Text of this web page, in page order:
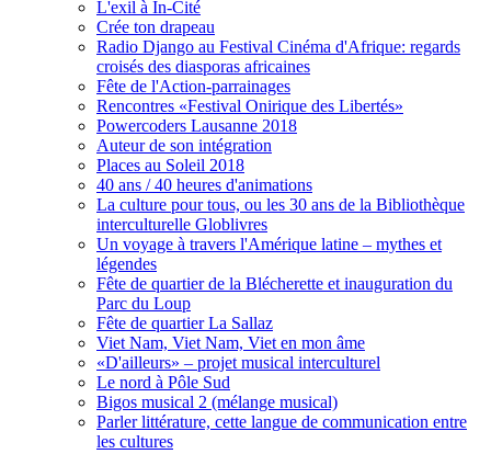
L'exil à In-Cité
Crée ton drapeau
Radio Django au Festival Cinéma d'Afrique: regards
croisés des diasporas africaines
Fête de l'Action-parrainages
Rencontres «Festival Onirique des Libertés»
Powercoders Lausanne 2018
Auteur de son intégration
Places au Soleil 2018
40 ans / 40 heures d'animations
La culture pour tous, ou les 30 ans de la Bibliothèque
interculturelle Globlivres
Un voyage à travers l'Amérique latine – mythes et
légendes
Fête de quartier de la Blécherette et inauguration du
Parc du Loup
Fête de quartier La Sallaz
Viet Nam, Viet Nam, Viet en mon âme
«D'ailleurs» – projet musical interculturel
Le nord à Pôle Sud
Bigos musical 2 (mélange musical)
Parler littérature, cette langue de communication entre
les cultures